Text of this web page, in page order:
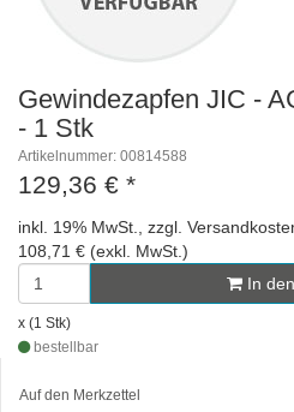
Gewindezapfen JIC -
- 1 Stk
Artikelnummer: 00814588
129,36 € *
inkl. 19% MwSt., zzgl.
108,71 € (exkl. MwSt.)
In
x (1 Stk)
bestellbar
Auf den Merkzettel